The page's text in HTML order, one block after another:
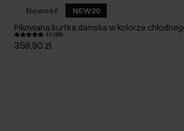
Nowość NEW20
Pikowana kurtka damska w kolorze
4.9 (380)
359,90 zł